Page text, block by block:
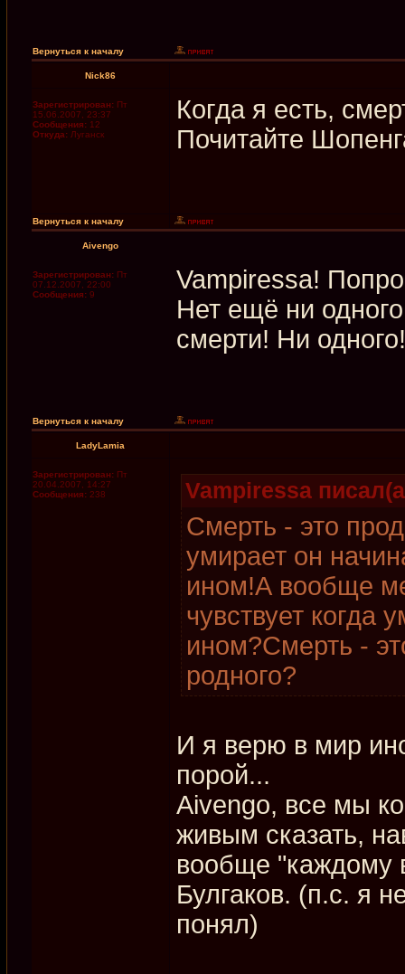
Вернуться к началу
Nick86
Зарегистрирован: Пт
15.06.2007, 23:37
Сообщения: 12
Откуда: Луганск
Когда я есть,
Почитайте
Вернуться к началу
Aivengo
Зарегистрирован: Пт
07.12.2007, 22:00
Сообщения: 9
Vampiressа!
Нет ещё ни
смерти! Ни одного!
Вернуться к началу
LadyLamia
Зарегистрирован: Пт
20.04.2007, 14:27
Сообщения: 238 Vampiressa
Смерть - это
умирает он
ином!А вообще
чувствует когда
ином?Смерть -
родного?
И я верю в мир
порой...
Aivengo, все мы
живым сказать,
вообще "каждому
Булгаков. (п.с. я
понял)